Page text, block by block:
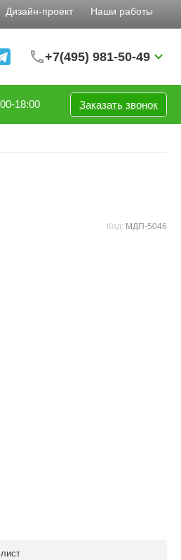
Дизайн-проект Наши работы
+7(495) 981-50-49
Заказать звонок
18:00
Код: МДП-5046